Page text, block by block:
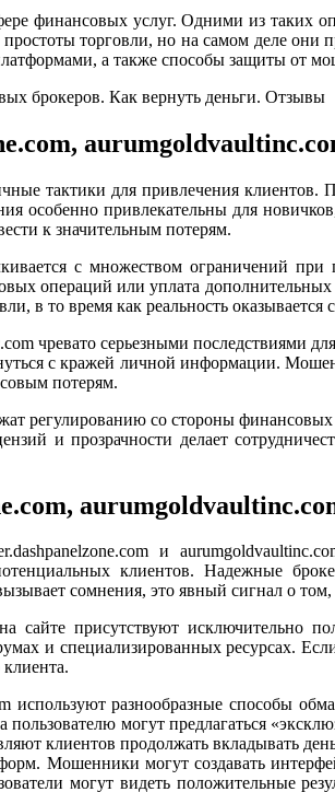
финансовых услуг. Одними из таких
торговли, но на самом деле
а также способы защиты от
тактики для привлечения
особенно привлекательны для
к значительным потерям.
с множеством ограничений
операций или уплата
в то время как реальность оказывается
чревато серьезными последствиями
с кражей личной информации.
потерям.
регулированию со стороны
и прозрачности делает
и
клиентов. Надежные
сомнения, это явный сигнал о том,
сайте присутствуют
и специализированных ресурсах.
разнообразные способы
могут предлагаться
клиентов продолжать вкладывать
Мошенники могут создавать
могут видеть положительные